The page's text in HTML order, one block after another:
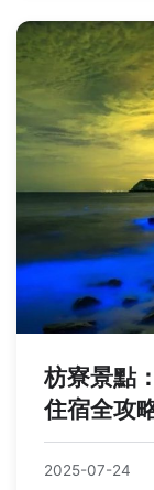
枋寮景點
住宿全攻
2025-07-24